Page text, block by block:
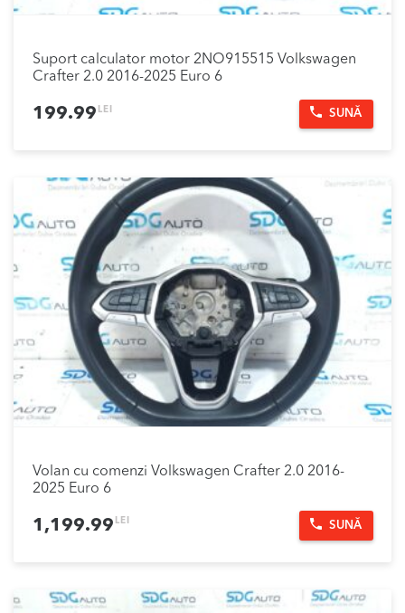
Suport calculator motor 2NO915515 Volkswagen
Crafter 2.0 2016-2025 Euro 6
199.99 LEI SUNĂ
Volan cu comenzi Volkswagen Crafter 2.0 2016-
2025 Euro 6
1,199.99 LEI SUNĂ